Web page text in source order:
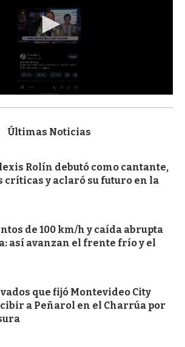
Últimas Noticias
Rolín debutó como cantante,
críticas y aclaró su futuro en la
de 100 km/h y caída abrupta
así avanzan el frente frío y el
que fijó Montevideo City
a Peñarol en el Charrúa por